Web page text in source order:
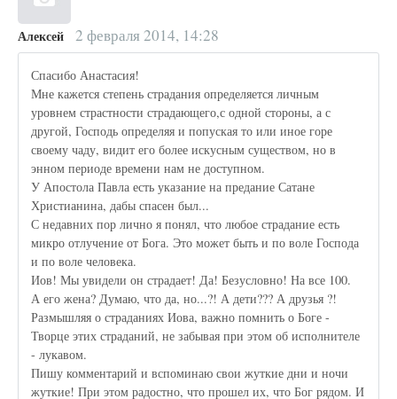
Алексей 2 февраля 2014, 14:28
Спасибо Анастасия!
Мне кажется степень страдания определяется личным
уровнем страстности страдающего,с одной стороны, а с
другой, Господь определяя и попуская то или иное горе
своему чаду, видит его более искусным существом, но в
энном периоде времени нам не доступном.
У Апостола Павла есть указание на предание Сатане
Христианина, дабы спасен был...
С недавних пор лично я понял, что любое страдание есть
микро отлучение от Бога. Это может быть и по воле Господа
и по воле человека.
Иов! Мы увидели он страдает! Да! Безусловно! На все 100.
А его жена? Думаю, что да, но...?! А дети??? А друзья ?!
Размышляя о страданиях Иова, важно помнить о Боге -
Творце этих страданий, не забывая при этом об исполнителе
- лукавом.
Пишу комментарий и вспоминаю свои жуткие дни и ночи
жуткие! При этом радостно, что прошел их, что Бог рядом. И